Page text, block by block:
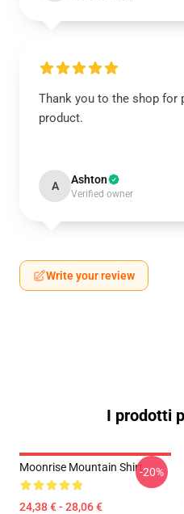
Thank you to the shop for
product.
A Ashton
Verified owner
Write your review
I prodotti
Moonrise Mountain Shirt
24,38 € - 28,06 €
-20%